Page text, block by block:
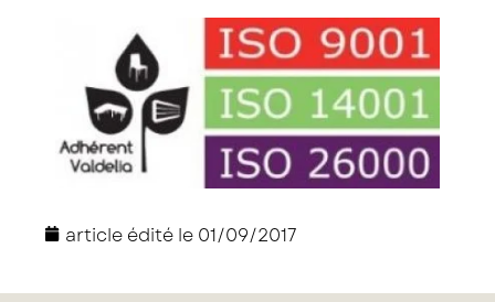
article édité le 01/09/2017